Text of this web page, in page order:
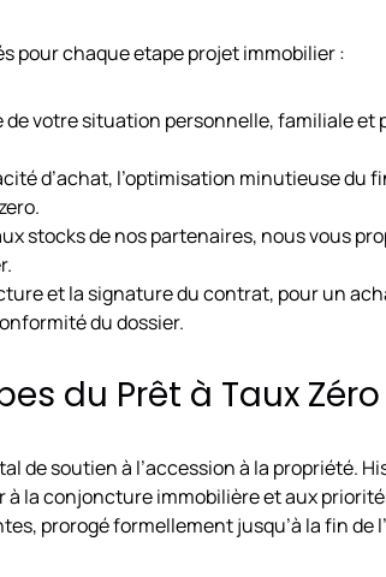
pour chaque etape projet immobilier :
votre situation personnelle, familiale
d’achat, l’optimisation minutieuse
stocks de nos partenaires, nous vous
et la signature du contrat, pour un
du dossier.
du Prêt à Taux Zéro
de soutien à l’accession à la propriété.
la conjoncture immobilière et aux
prorogé formellement jusqu’à la fin de